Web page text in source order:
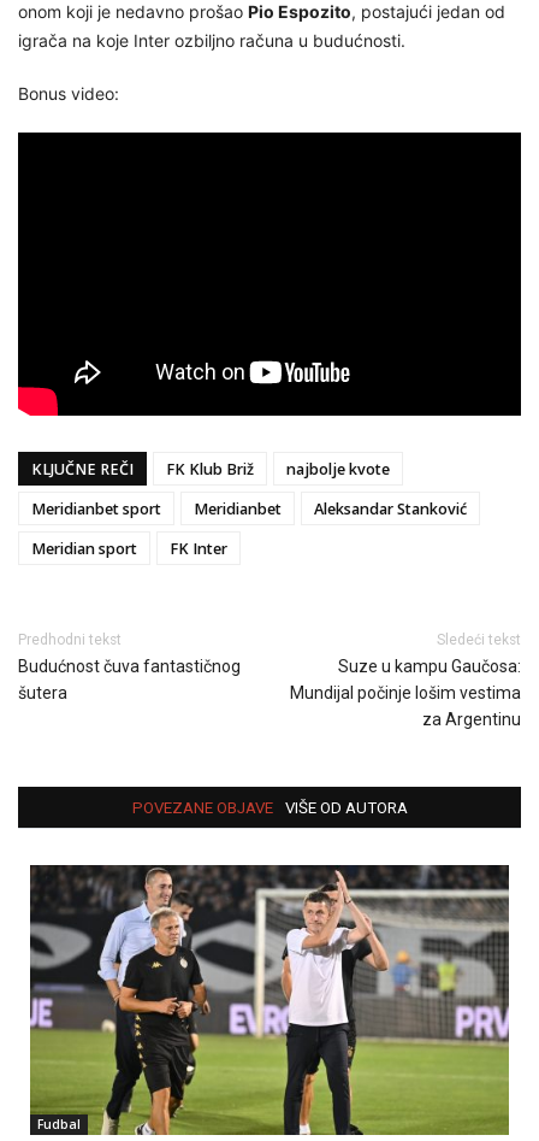
onom koji je nedavno prošao Pio Espozito, postajući jedan od
igrača na koje Inter ozbiljno računa u budućnosti.
Bonus video:
KLJUČNE REČI FK Klub Briž
najbolje kvote
Meridianbet sport
Meridianbet
Aleksandar Stanković
Meridian sport
FK Inter
Predhodni tekst
Budućnost čuva fantastičnog
šutera
Sledeći tekst
Suze u kampu Gaučosa:
Mundijal počinje lošim vestima
za Argentinu
POVEZANE OBJAVE VIŠE OD AUTORA
Fudbal